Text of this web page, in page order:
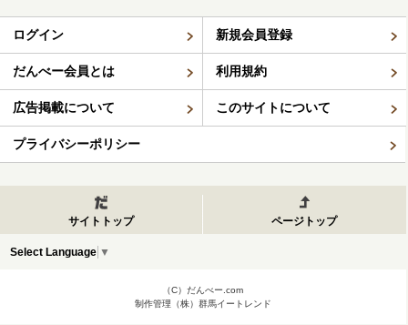
ログイン 新規会員登録
だんべー会員とは 利用規約
広告掲載について このサイトについて
プライバシーポリシー
サイトトップ ページトップ
Select Language ▼
（C）だんべー.com
制作管理（株）群馬イートレンド